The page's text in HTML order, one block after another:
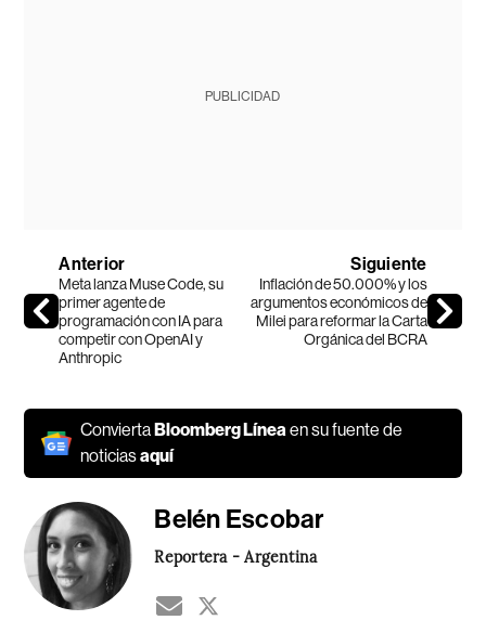
PUBLICIDAD
Anterior
Meta lanza Muse Code, su
primer agente de
programación con IA para
competir con OpenAI y
Anthropic
Siguiente
Inflación de 50.000% y los
argumentos económicos de
Milei para reformar la Carta
Orgánica del BCRA
ConviertaBloomberg Líneaen su fuente de
noticiasaquí
Belén Escobar
Reportera - Argentina